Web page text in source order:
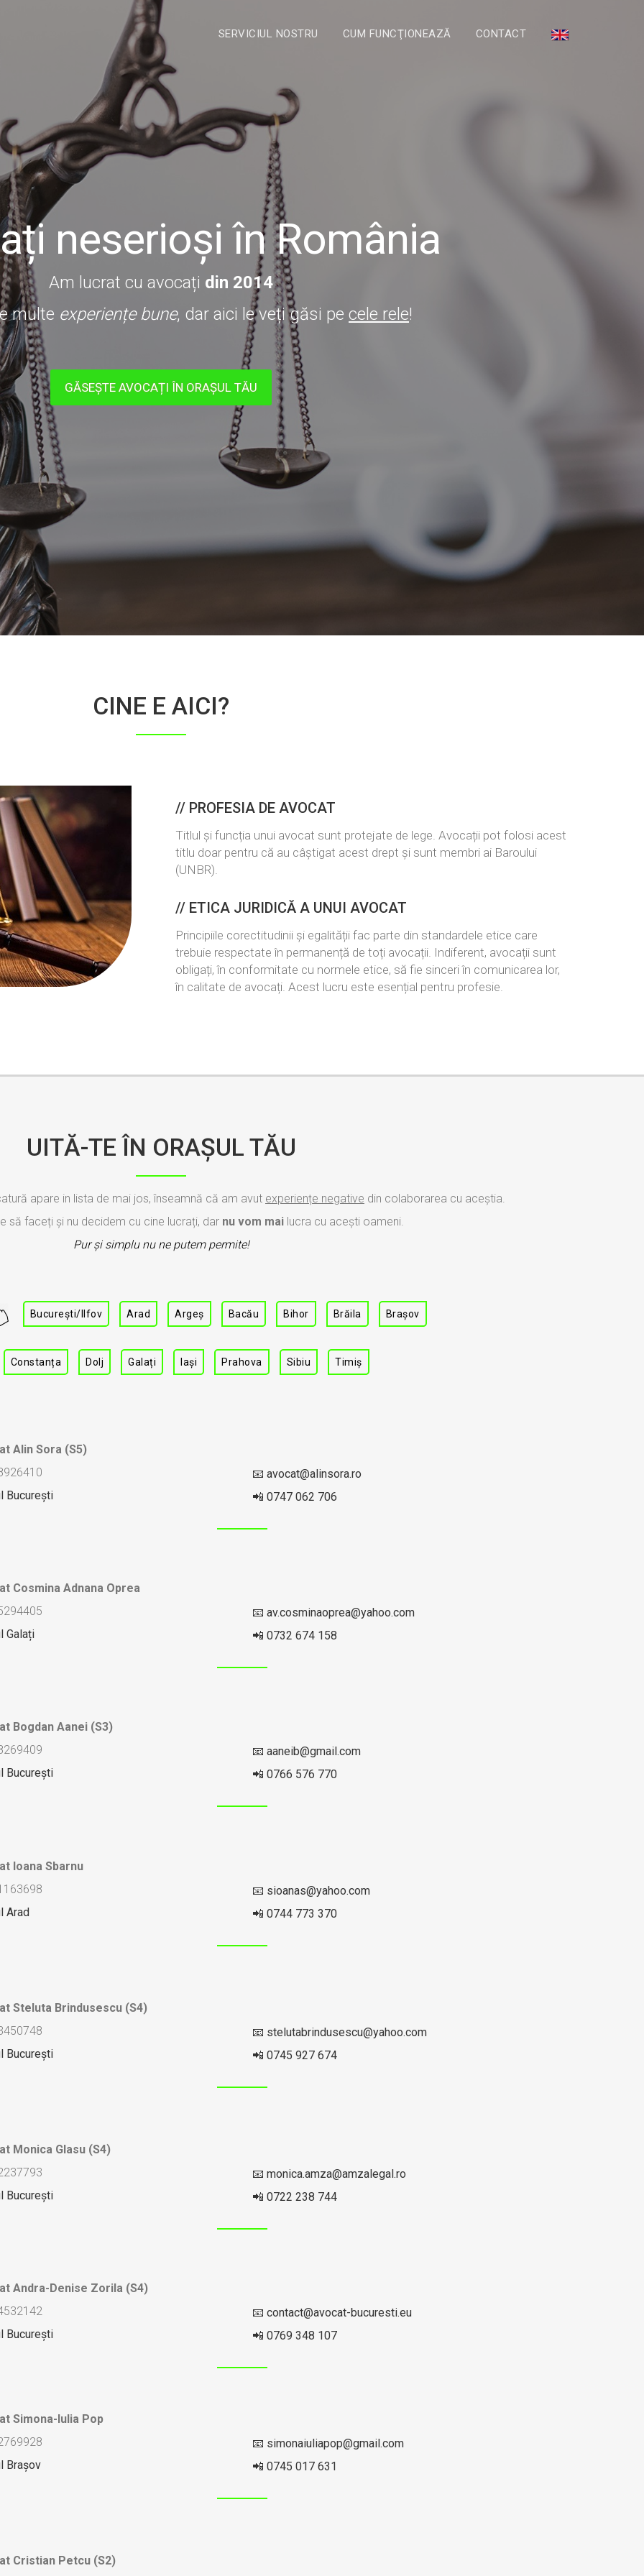
SERVICIUL NOSTRU CUM FUNCŢIONEAZĂ CONTACT
neserioși în România
Am lucrat cu avocați din 2014
multe experiențe bune, dar aici le veți găsi pe cele rele!
GĂSEȘTE AVOCAȚI ÎN ORAȘUL TĂU
CINE E AICI?
// PROFESIA DE AVOCAT
Titlul și funcția unui avocat sunt protejate de lege. Avocații pot folosi acest
titlu doar pentru că au câștigat acest drept și sunt membri ai Baroului
(UNBR).
// ETICA JURIDICĂ A UNUI AVOCAT
Principiile corectitudinii și egalității fac parte din standardele etice care
trebuie respectate în permanență de toți avocații. Indiferent, avocații sunt
obligați, în conformitate cu normele etice, să fie sinceri în comunicarea lor,
în calitate de avocați. Acest lucru este esențial pentru profesie.
UITĂ-TE ÎN ORAȘUL TĂU
apare in lista de mai jos, înseamnă că am avut experiențe negative din colaborarea cu aceștia.
să faceți și nu decidem cu cine lucrați, dar nu vom mailucra cu acești oameni.
Pur și simplu nu ne putem permite!
București/Ilfov Arad Argeș Bacău Bihor Brăila Brașov
Constanța Dolj Galați Iași Prahova Sibiu Timiș
Alin Sora (S5)
București
📧 avocat@alinsora.ro
📲 0747 062 706
Cosmina Adnana Oprea
Galați
📧 av.cosminaoprea@yahoo.com
📲 0732 674 158
Bogdan Aanei (S3)
București
📧 aaneib@gmail.com
📲 0766 576 770
Ioana Sbarnu
Arad
📧 sioanas@yahoo.com
📲 0744 773 370
Steluta Brindusescu (S4)
București
📧 stelutabrindusescu@yahoo.com
📲 0745 927 674
Monica Glasu (S4)
București
📧 monica.amza@amzalegal.ro
📲 0722 238 744
Andra-Denise Zorila (S4)
București
📧 contact@avocat-bucuresti.eu
📲 0769 348 107
Simona-Iulia Pop
Brașov
📧 simonaiuliapop@gmail.com
📲 0745 017 631
Cristian Petcu (S2)